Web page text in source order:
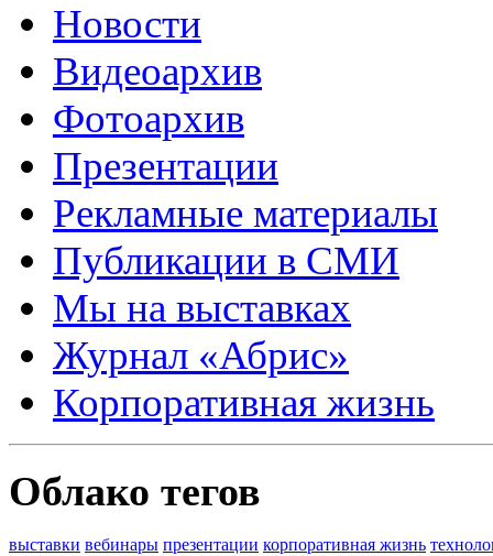
Новости
Видеоархив
Фотоархив
Презентации
Рекламные материалы
Публикации в СМИ
Мы на выставках
Журнал «Абрис»
Корпоративная жизнь
Облако тегов
выставки вебинары презентации корпоративная жизнь